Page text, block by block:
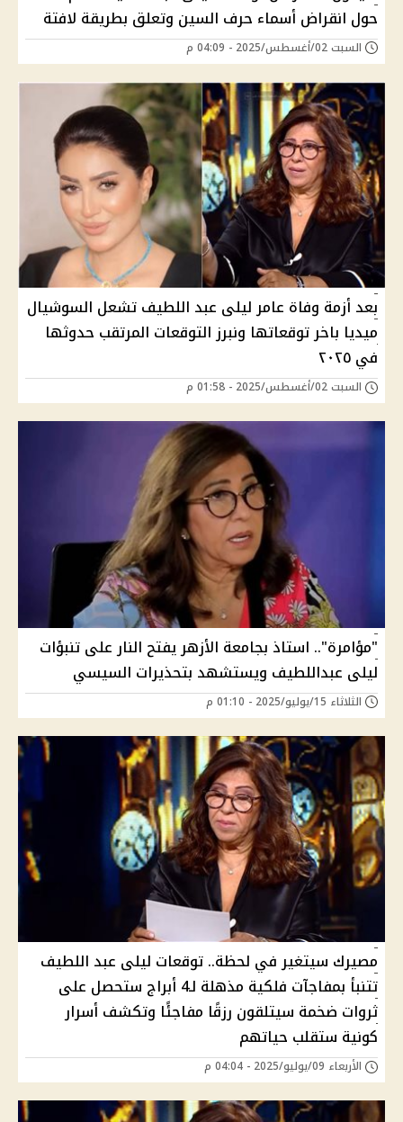
حول انقراض أسماء حرف السين وتعلق بطريقة لافتة
السبت 02/أغسطس/2025 - 04:09 م
بعد أزمة وفاة عامر ليلى عبد اللطيف تشعل السوشيال
ميديا باخر توقعاتها ونبرز التوقعات المرتقب حدوثها
في ٢٠٢٥
السبت 02/أغسطس/2025 - 01:58 م
"مؤامرة".. استاذ بجامعة الأزهر يفتح النار على تنبؤات
ليلى عبداللطيف ويستشهد بتحذيرات السيسي
الثلاثاء 15/يوليو/2025 - 01:10 م
مصيرك سيتغير في لحظة.. توقعات ليلى عبد اللطيف
تتنبأ بمفاجآت فلكية مذهلة لـ4 أبراج ستحصل على
ثروات ضخمة سيتلقون رزقًا مفاجئًا وتكشف أسرار
كونية ستقلب حياتهم
الأربعاء 09/يوليو/2025 - 04:04 م